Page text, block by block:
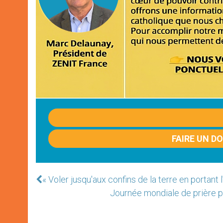
FAIRE UN
« Voler jusqu'aux confins de la terre en
Journée mondiale de prière